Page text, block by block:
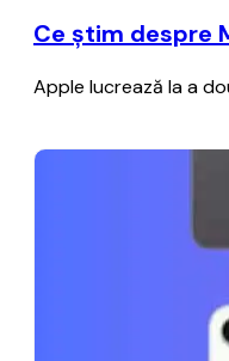
Ce știm despre
Apple lucrează la a